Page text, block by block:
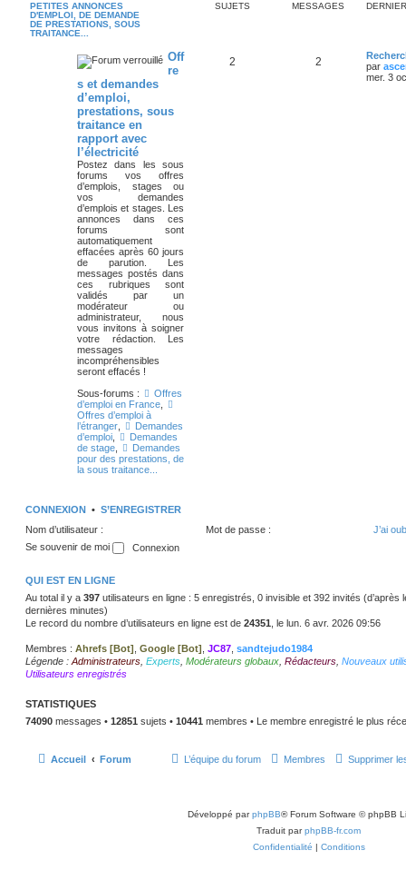
PETITES ANNONCES
D'EMPLOI, DE DEMANDE
DE PRESTATIONS, SOUS
TRAITANCE...
SUJETS MESSAGES
Off
re
s et demandes
d’emploi,
prestations, sous
traitance en
rapport avec
l’électricité
Postez dans les sous
forums vos offres
d’emplois, stages ou
vos demandes
d’emplois et stages. Les
annonces dans ces
forums sont
automatiquement
effacées après 60 jours
de parution. Les
messages postés dans
ces rubriques sont
validés par un
modérateur ou
administrateur, nous
vous invitons à soigner
votre rédaction. Les
messages
incompréhensibles
seront effacés !
Sous-forums :
Offres
d’emploi en France
Offres d’emploi à
l’étranger
Demandes
d’emploi
Demandes
de stage
Demandes
pour des prestations, de
la sous traitance...
2 2
par
mer. 3
CONNEXION • S’ENREGISTRER
Nom d’utilisateur :
Mot de passe :
J’ai
Se souvenir de moi
QUI EST EN LIGNE
Au total il y a 397 utilisateurs en ligne : 5 enregistrés, 0 invisible et 392 invités (d’après
dernières minutes)
Le record du nombre d’utilisateurs en ligne est de 24351 , le lun. 6 avr. 2026 09:56
Membres : Ahrefs [Bot] Google [Bot] JC87 sandtejudo1984
Légende : Administrateurs Experts Modérateurs globaux Rédacteurs Nouveaux
Utilisateurs enregistrés
STATISTIQUES
74090 messages • 12851 sujets • 10441 membres • Le membre enregistré le plus
Accueil Forum Supprimer
Membres
L’équipe du forum
Développé parphpBB® Forum Software © phpBB
Traduit parphpBB-fr.com
Confidentialité | Conditions